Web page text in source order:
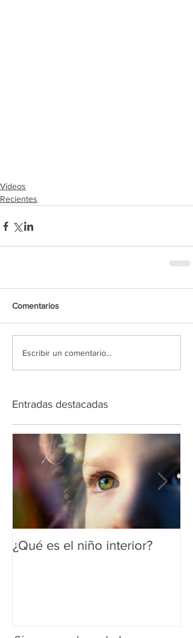
Vídeos
Recientes
Comentarios
Escribir un comentario...
Entradas destacadas
¿Qué es el niño interior?